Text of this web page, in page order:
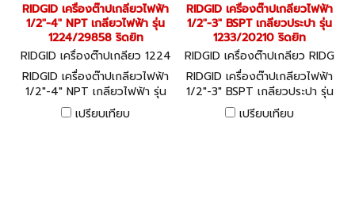
RIDGID เครื่องต๊าปเกลียวไฟฟ้า
1/2"-4" NPT เกลียวไฟฟ้า รุ่น
1224/29858 ริดยิท
RIDGID เครื่องต๊าปเกลียว 1224
NPT (29858)
RIDGID เครื่องต๊าปเกลียวไฟฟ้า
1/2"-4" NPT เกลียวไฟฟ้า รุ่น
1224/29858 ริดยิท
เปรียบเทียบ
RIDGID เครื่องต๊าปเกลียวไฟฟ้า
1/2"-3" BSPT เกลียวประปา รุ่น
1233/20210 ริดยิท
RIDGID เครื่องต๊าปเกลียว RIDG
ID 1233 BSPT (20210)
RIDGID เครื่องต๊าปเกลียวไฟฟ้า
1/2"-3" BSPT เกลียวประปา รุ่น
1233/20210 ริดยิท
เปรียบเทียบ